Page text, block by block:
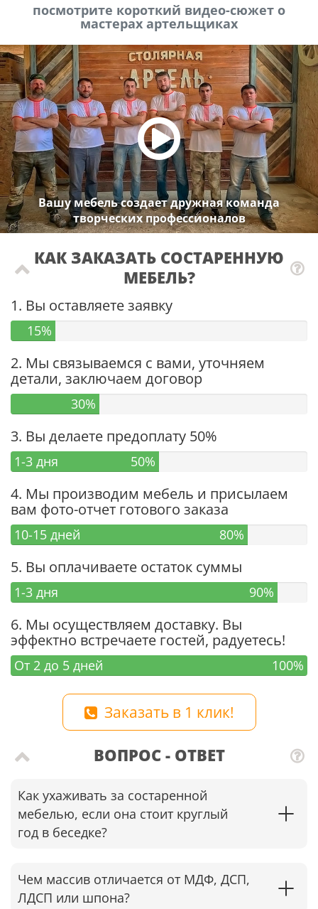
посмотрите короткий видео-сюжет о
мастерах артельщиках
Вашу мебель создает дружная команда
творческих профессионалов
КАК ЗАКАЗАТЬ СОСТАРЕННУЮ
МЕБЕЛЬ?
1. Вы оставляете заявку
15%
2. Мы связываемся с вами, уточняем
детали, заключаем договор
30%
3. Вы делаете предоплату 50%
1-3 дня 50%
4. Мы производим мебель и присылаем
вам фото-отчет готового заказа
10-15 дней 80%
5. Вы оплачиваете остаток суммы
1-3 дня 90%
6. Мы осуществляем доставку. Вы
эффектно встречаете гостей, радуетесь!
От 2 до 5 дней 100%
Заказать в 1 клик!
ВОПРОС - ОТВЕТ
Как ухаживать за состаренной
мебелью, если она стоит круглый
год в беседке?​
Чем массив отличается от МДФ, ДСП,
ЛДСП или шпона?